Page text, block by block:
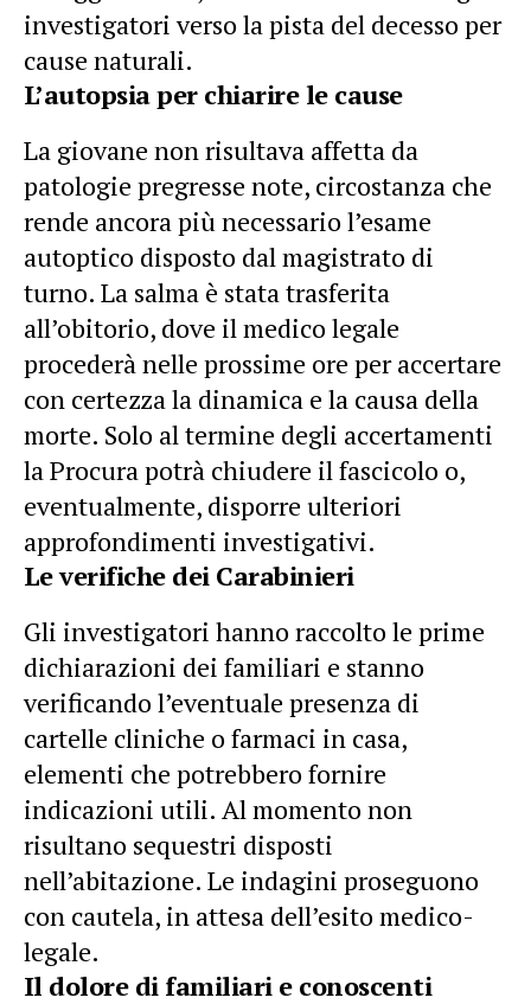
investigatori verso la pista del decesso per
cause naturali.
L’autopsia per chiarire le cause
La giovane non risultava affetta da
patologie pregresse note, circostanza che
rende ancora più necessario l’esame
autoptico disposto dal magistrato di
turno. La salma è stata trasferita
all’obitorio, dove il medico legale
procederà nelle prossime ore per accertare
con certezza la dinamica e la causa della
morte. Solo al termine degli accertamenti
la Procura potrà chiudere il fascicolo o,
eventualmente, disporre ulteriori
approfondimenti investigativi.
Le verifiche dei Carabinieri
Gli investigatori hanno raccolto le prime
dichiarazioni dei familiari e stanno
verificando l’eventuale presenza di
cartelle cliniche o farmaci in casa,
elementi che potrebbero fornire
indicazioni utili. Al momento non
risultano sequestri disposti
nell’abitazione. Le indagini proseguono
con cautela, in attesa dell’esito medico-
legale.
Il dolore di familiari e conoscenti